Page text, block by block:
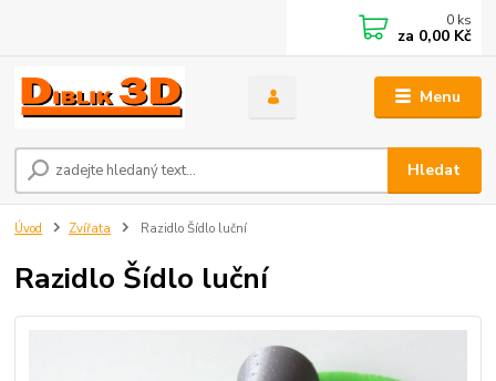
Menu
Hledat
0 ks
za 0,00 Kč
Úvod Zvířata Razidlo Šídlo luční
Razidlo Šídlo luční